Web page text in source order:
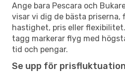
Ange bara Pescara och
visar vi dig de bästa
hastighet, pris eller
tagg markerar flyg med
tid och pengar.
Se upp för